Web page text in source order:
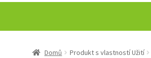
Domů Produkt s vlastností Užití